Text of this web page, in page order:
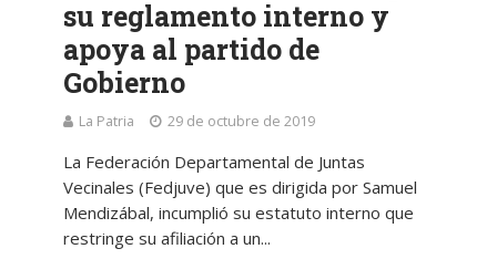
su reglamento interno y
apoya al partido de
Gobierno
La Patria 29 de octubre de 2019
La Federación Departamental de Juntas
Vecinales (Fedjuve) que es dirigida por Samuel
Mendizábal, incumplió su estatuto interno que
restringe su afiliación a un...